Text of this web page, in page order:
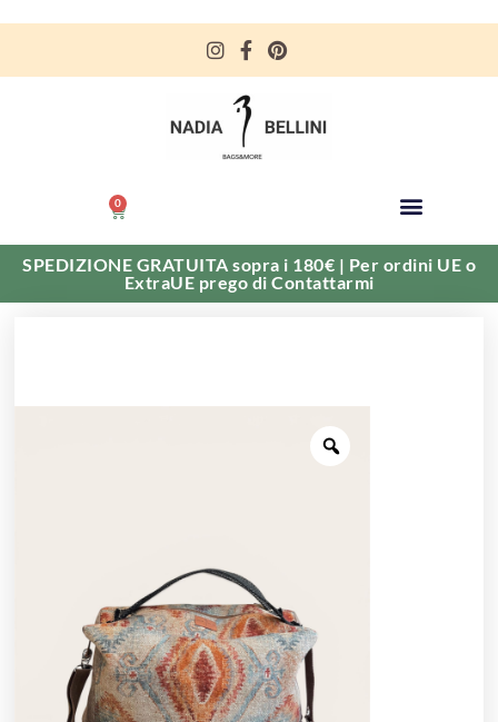
0
SPEDIZIONE GRATUITA sopra i 180€ | Per ordini UE o
ExtraUE prego di Contattarmi